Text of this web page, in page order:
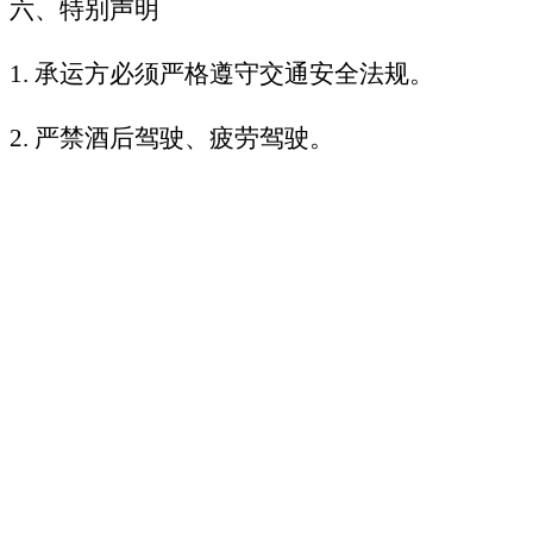
六、特别声明
1. 承运方必须严格遵守交通安全法规。
2. 严禁酒后驾驶、疲劳驾驶。